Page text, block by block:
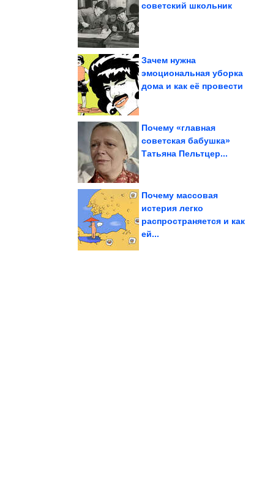
советский школьник
Зачем нужна
эмоциональная уборка
дома и как её провести
Как сложились судьбы
Миронова от...
Почему «главная
советская бабушка»
Татьяна Пельтцер...
в мире
Почему массовая
истерия легко
распространяется и как
ей...